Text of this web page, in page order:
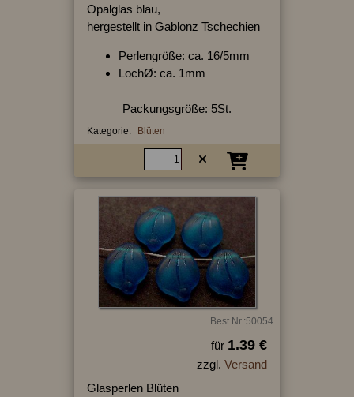
Opalglas blau,
hergestellt in Gablonz Tschechien
Perlengröße: ca. 16/5mm
LochØ: ca. 1mm
Packungsgröße: 5St.
Kategorie: Blüten
Best.Nr.:50054
für 1.39 €
zzgl. Versand
Glasperlen Blüten